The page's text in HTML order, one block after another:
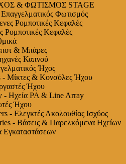
& ΦΩΤΙΣΜΟΣ STAGE
Φωτισμός
Ρομποτικές Κεφαλές
Κεφαλές
& Μπάρες
Καπνού
Ήχος
Μίκτες & Κονσόλες Ήχου
Ήχου
- Ηχεία PA & Line Array
Ήχου
- Ελεγκτές Ακολουθίας Ισχύος
- Βάσεις & Παρελκόμενα Ηχείων
Εγκαταστάσεων